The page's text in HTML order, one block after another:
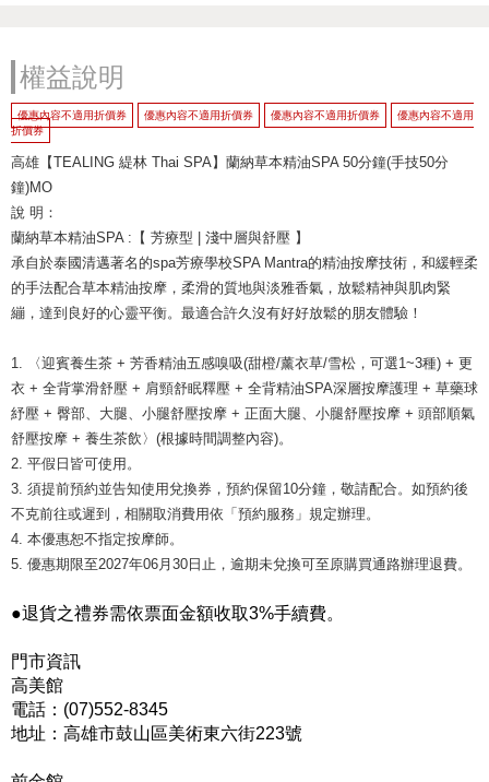
權益說明
優惠內容不適用折價券 優惠內容不適用折價券 優惠內容不適用折價券
優惠內容不適用
折價券
高雄【TEALING 緹林 Thai SPA】蘭納草本精油SPA 50分鐘(手技50分
鐘)MO
說 明：
蘭納草本精油SPA :【 芳療型 | 淺中層與舒壓 】
承自於泰國清邁著名的spa芳療學校SPA Mantra的精油按摩技術，和緩輕柔
的手法配合草本精油按摩，柔滑的質地與淡雅香氣，放鬆精神與肌肉緊
繃，達到良好的心靈平衡。最適合許久沒有好好放鬆的朋友體驗！
1. 〈迎賓養生茶 + 芳香精油五感嗅吸(甜橙/薰衣草/雪松，可選1~3種) + 更
衣 + 全背掌滑舒壓 + 肩頸舒眠釋壓 + 全背精油SPA深層按摩護理 + 草藥球
紓壓 + 臀部、大腿、小腿舒壓按摩 + 正面大腿、小腿舒壓按摩 + 頭部順氣
舒壓按摩 + 養生茶飲〉(根據時間調整內容)。
2. 平假日皆可使用。
3. 須提前預約並告知使用兌換券，預約保留10分鐘，敬請配合。如預約後
不克前往或遲到，相關取消費用依「預約服務」規定辦理。
4. 本優惠恕不指定按摩師。
5. 優惠期限至2027年06月30日止，逾期未兌換可至原購買通路辦理退費。
●退貨之禮券需依票面金額收取3%手續費。
門市資訊
高美館
電話：(07)552-8345
地址：高雄市鼓山區美術東六街223號